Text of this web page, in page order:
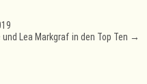
und Lea Markgraf in den Top Ten →